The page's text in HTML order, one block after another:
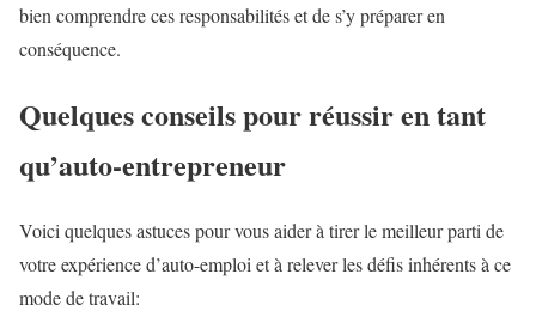
bien comprendre ces responsabilités et de s’y préparer en
conséquence.
Quelques conseils pour réussir en tant
qu’auto-entrepreneur
Voici quelques astuces pour vous aider à tirer le meilleur parti de
votre expérience d’auto-emploi et à relever les défis inhérents à ce
mode de travail: